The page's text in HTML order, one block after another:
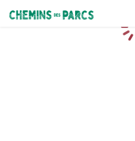
Chemins des Parcs